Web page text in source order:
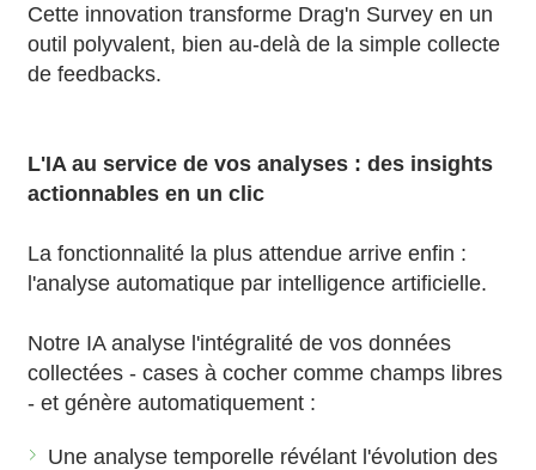
Cette innovation transforme Drag'n Survey en un
outil polyvalent, bien au-delà de la simple collecte
de feedbacks.
L'IA au service de vos analyses : des insights
actionnables en un clic
La fonctionnalité la plus attendue arrive enfin :
l'analyse automatique par intelligence artificielle.
Notre IA analyse l'intégralité de vos données
collectées - cases à cocher comme champs libres
- et génère automatiquement :
Une analyse temporelle révélant l'évolution des